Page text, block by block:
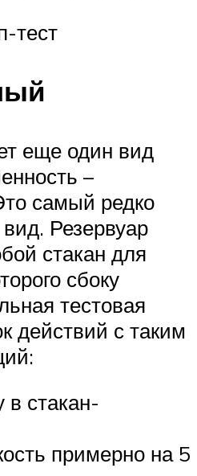
тест
еще один вид
–
самый редко
Резервуар
стакан для
сбоку
тестовая
действий с таким
в стакан-
примерно на 5